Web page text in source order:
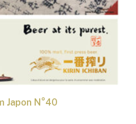
Japon N°40